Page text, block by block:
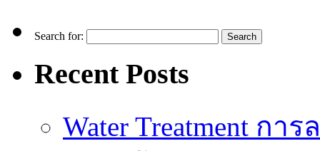
Search for:
Recent Posts
Water Treatment ก